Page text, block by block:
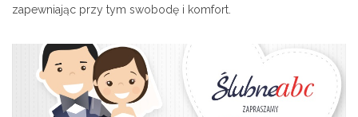
zapewniając przy tym swobodę i komfort.